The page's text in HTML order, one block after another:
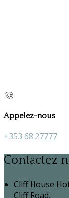
Appelez-nous
+353 68 27777
Contactez
Cliff House
Cliff Road,